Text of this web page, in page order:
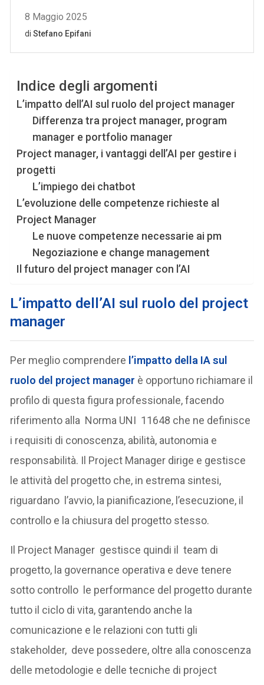
Indice degli argomenti
L’impatto dell’AI sul ruolo del project manager
Differenza tra project manager, program
manager e portfolio manager
Project manager, i vantaggi dell’AI per gestire i
progetti
L’impiego dei chatbot
L’evoluzione delle competenze richieste al
Project Manager
Le nuove competenze necessarie ai pm
Negoziazione e change management
Il futuro del project manager con l’AI
L’impatto dell’AI sul ruolo del project
manager
Per meglio comprendere l’impatto della IA sul
ruolo del project manager è opportuno richiamare il
profilo di questa figura professionale, facendo
riferimento alla Norma UNI 11648 che ne definisce
i requisiti di conoscenza, abilità, autonomia e
responsabilità. Il Project Manager dirige e gestisce
le attività del progetto che, in estrema sintesi,
riguardano l’avvio, la pianificazione, l’esecuzione, il
controllo e la chiusura del progetto stesso.
Il Project Manager gestisce quindi il team di
progetto, la governance operativa e deve tenere
sotto controllo le performance del progetto durante
tutto il ciclo di vita, garantendo anche la
comunicazione e le relazioni con tutti gli
stakeholder, deve possedere, oltre alla conoscenza
delle metodologie e delle tecniche di project